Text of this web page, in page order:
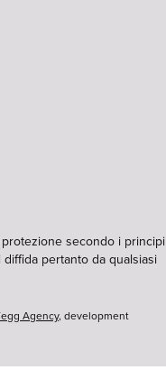
secondo i principi
diffida pertanto da qualsiasi
Agency, development